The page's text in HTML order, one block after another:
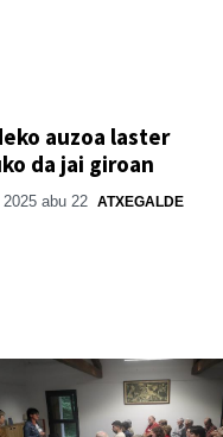
auzoa laster
da jai giroan
2025 abu 22 ATXEGALDE